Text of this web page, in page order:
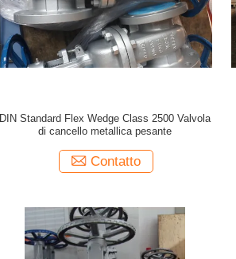
DIN Standard Flex Wedge Class 2500 Valvola
di cancello metallica pesante
Contatto